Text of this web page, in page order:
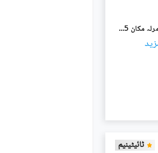
رائل آرچرڈ ملتان پبلک سکول روڈ,ملتان میں 4 کمروں کا 5 مرلہ مکان 2.15 کروڑ میں برائے فروخت۔
ٹائیٹینیم